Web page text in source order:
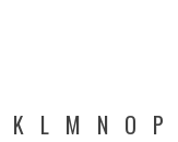
K L M N O P